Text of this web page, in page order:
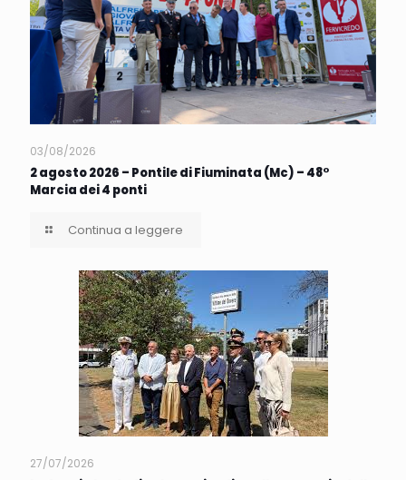
03/08/2026
2 agosto 2026 – Pontile di Fiuminata (Mc) – 48°
Marcia dei 4 ponti
Continua a leggere
27/07/2026